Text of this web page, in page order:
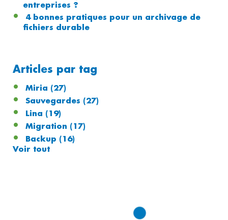
entreprises ?
4 bonnes pratiques pour un archivage de
fichiers durable
Articles par tag
Miria (27)
Sauvegardes (27)
Lina (19)
Migration (17)
Backup (16)
Voir tout